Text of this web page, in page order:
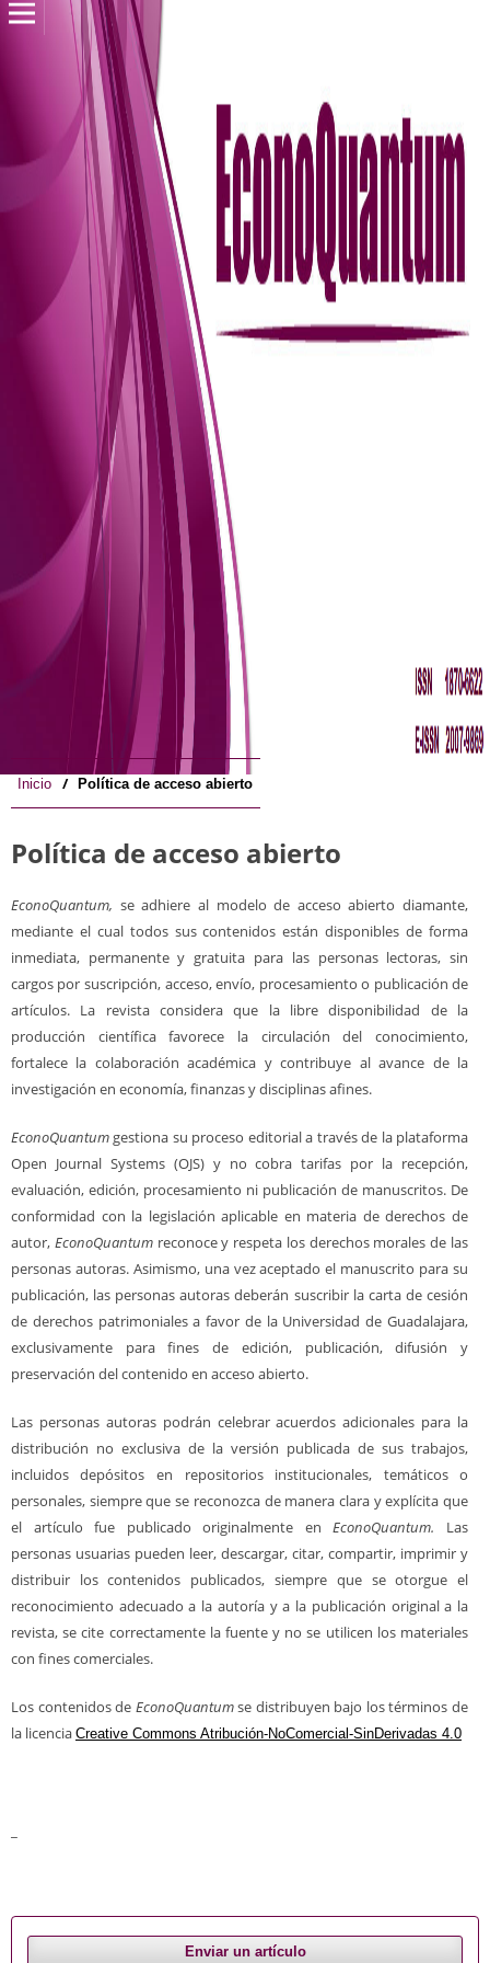
Inicio / Política de acceso abierto
Política de acceso abierto
EconoQuantum, se adhiere al modelo de acceso abierto diamante,
mediante el cual todos sus contenidos están disponibles de forma
inmediata, permanente y gratuita para las personas lectoras, sin
cargos por suscripción, acceso, envío, procesamiento o publicación de
artículos. La revista considera que la libre disponibilidad de la
producción científica favorece la circulación del conocimiento,
fortalece la colaboración académica y contribuye al avance de la
investigación en economía, finanzas y disciplinas afines.
EconoQuantumgestiona su proceso editorial a través de la plataforma
Open Journal Systems (OJS) y no cobra tarifas por la recepción,
evaluación, edición, procesamiento ni publicación de manuscritos. De
conformidad con la legislación aplicable en materia de derechos de
autor, EconoQuantumreconoce y respeta los derechos morales de las
personas autoras. Asimismo, una vez aceptado el manuscrito para su
publicación, las personas autoras deberán suscribir la carta de cesión
de derechos patrimoniales a favor de la Universidad de Guadalajara,
exclusivamente para fines de edición, publicación, difusión y
preservación del contenido en acceso abierto.
Las personas autoras podrán celebrar acuerdos adicionales para la
distribución no exclusiva de la versión publicada de sus trabajos,
incluidos depósitos en repositorios institucionales, temáticos o
personales, siempre que se reconozca de manera clara y explícita que
el artículo fue publicado originalmente enEconoQuantum. Las
personas usuarias pueden leer, descargar, citar, compartir, imprimir y
distribuir los contenidos publicados, siempre que se otorgue el
reconocimiento adecuado a la autoría y a la publicación original a la
revista, se cite correctamente la fuente y no se utilicen los materiales
con fines comerciales.
Los contenidos de EconoQuantumse distribuyen bajo los términos de
la licencia Creative Commons Atribución-NoComercial-SinDerivadas 4.0
Enviar un artículo